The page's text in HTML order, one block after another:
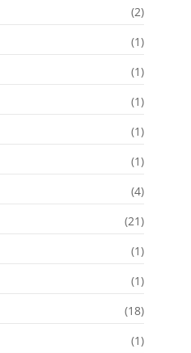
(2)
(1)
(1)
(1)
(1)
(1)
(4)
(21)
(1)
(1)
(18)
(1)